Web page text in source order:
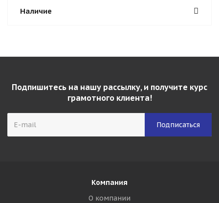
Наличие
Подпишитесь на нашу рассылку, и получите курс
грамотного клиента!
Компания
О компании